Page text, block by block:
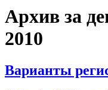
Архив за
2010
Варианты